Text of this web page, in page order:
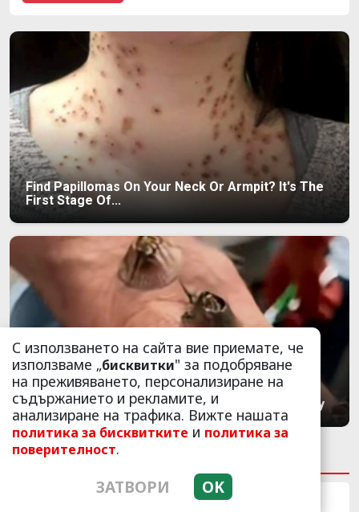
Find Papillomas On Your Neck Or Armpit? It's The
First Stage Of...
5 Hidden Signs You Have Worms Inside Your Body
НАЙ-ЧЕТЕНИ
Синът на Весела Лечева
С използването на сайта вие приемате, че
използваме „бисквитки" за подобряване
на преживяването, персонализиране на
съдържанието и рекламите, и
анализиране на трафика. Вижте нашата
политика за бисквитките и политика за
поверителност.
ЗАТВОРИ OK